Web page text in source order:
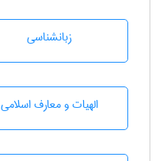
زبانشناسی
الهیات و معارف اسلامی